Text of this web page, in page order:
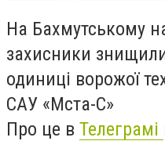
На Бахмутському
захисники
одиниці ворожої
САУ «Мста-С»
Про це в Телеграмі